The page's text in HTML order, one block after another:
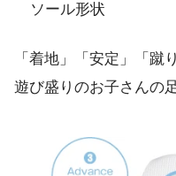
ソール形状
「着地」「安定」「蹴
遊び盛りのお子さんの